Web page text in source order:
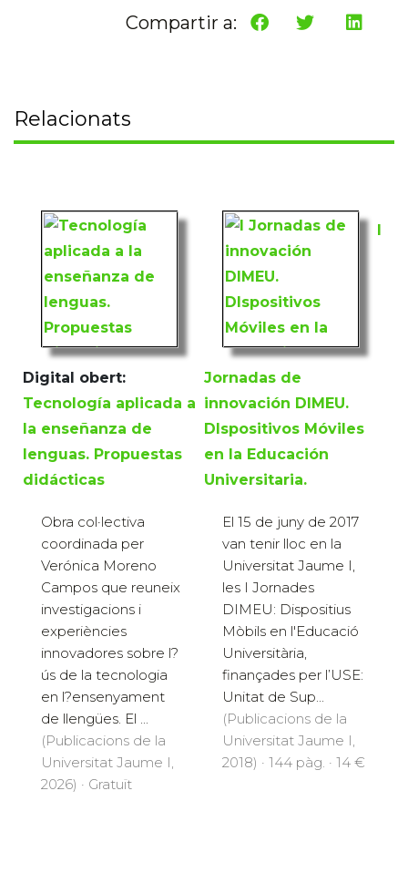
Compartir a:
Relacionats
Digital obert:
Tecnología aplicada a
la enseñanza de
lenguas. Propuestas
didácticas
Obra col·lectiva
coordinada per
Verónica Moreno
Campos que reuneix
investigacions i
experiències
innovadores sobre l?
ús de la tecnologia
en l?ensenyament
de llengües. El ...
(Publicacions de la
Universitat Jaume I,
2026) · Gratuït
Jornadas de
innovación DIMEU.
DIspositivos Móviles
en la Educación
Universitaria.
El 15 de juny de 2017
van tenir lloc en la
Universitat Jaume I,
les I Jornades
DIMEU: Dispositius
Mòbils en l'Educació
Universitària,
finançades per l’USE:
Unitat de Sup...
(Publicacions de la
Universitat Jaume I,
2018) · 144 pàg. · 14 €